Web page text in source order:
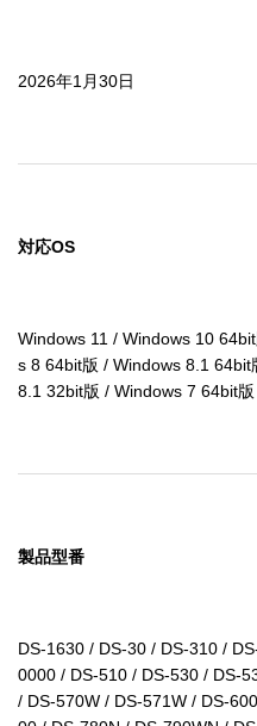
2026年1月30日
対応OS
Windows 11 / Windows 10
s 8 64bit版 / Windows 8.1
8.1 32bit版 / Windows 7 64bit
製品型番
DS-1630 / DS-30 / DS-310 /
0000 / DS-510 / DS-530 / DS-
/ DS-570W / DS-571W / DS-